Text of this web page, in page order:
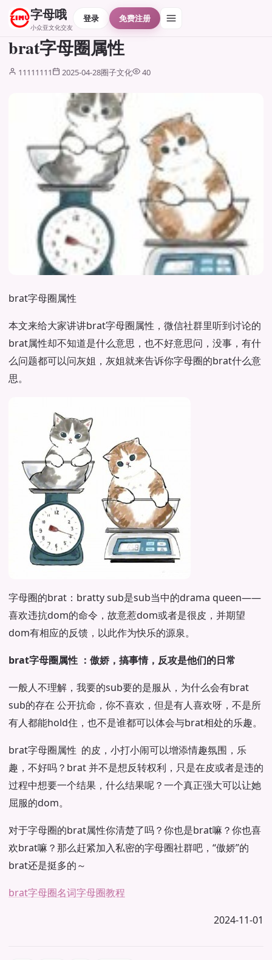
字母哦
小众亚文化交友
登录 免费注册
brat字母圈属性
11111111 2025-04-28圈子文化 40
brat字母圈属性
本文来给大家讲讲brat字母圈属性，微信社群里听到讨论的
brat属性却不知道是什么意思，也不好意思问，没事，有什
么问题都可以问灰姐，灰姐就来告诉你字母圈的brat什么意
思。
字母圈的brat：bratty sub是sub当中的drama queen——
喜欢违抗dom的命令，故意惹dom或者是很皮，并期望
dom有相应的反馈，以此作为快乐的源泉。
brat字母圈属性 ：傲娇，搞事情，反攻是他们的日常
一般人不理解，我要的sub要的是服从，为什么会有brat
sub的存在 公开抗命，你不喜欢，但是有人喜欢呀，不是所
有人都能hold住，也不是谁都可以体会与brat相处的乐趣。
brat字母圈属性 的皮，小打小闹可以增添情趣氛围，乐
趣，不好吗？brat 并不是想反转权利，只是在皮或者是违的
过程中想要一个结果，什么结果呢？一个真正强大可以让她
屈服的dom。
对于字母圈的brat属性你清楚了吗？你也是brat嘛？你也喜
欢brat嘛？那么赶紧加入私密的字母圈社群吧，“傲娇”的
brat还是挺多的～
brat字母圈名词字母圈教程
2024-11-01